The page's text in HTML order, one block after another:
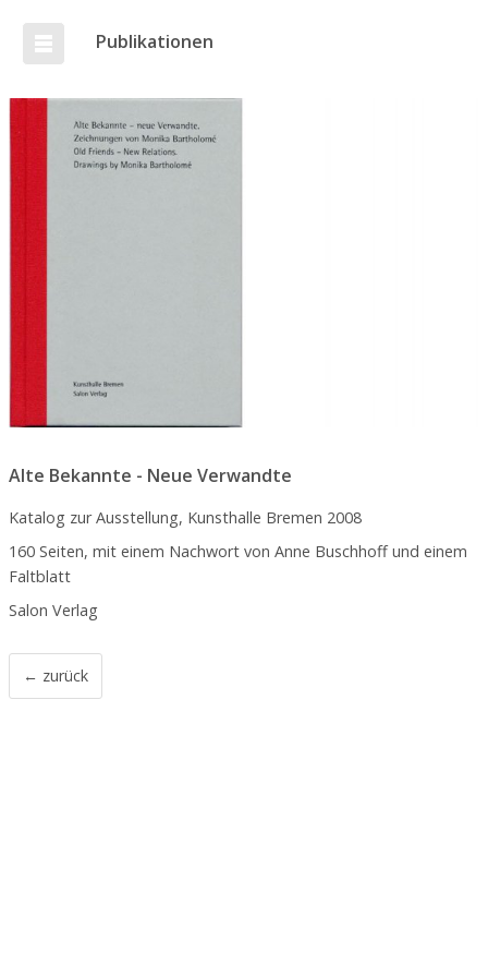
Publikationen
Alte Bekannte - Neue Verwandte
Katalog zur Ausstellung, Kunsthalle Bremen 2008
160 Seiten, mit einem Nachwort von Anne Buschhoff und einem
Faltblatt
Salon Verlag
← zurück